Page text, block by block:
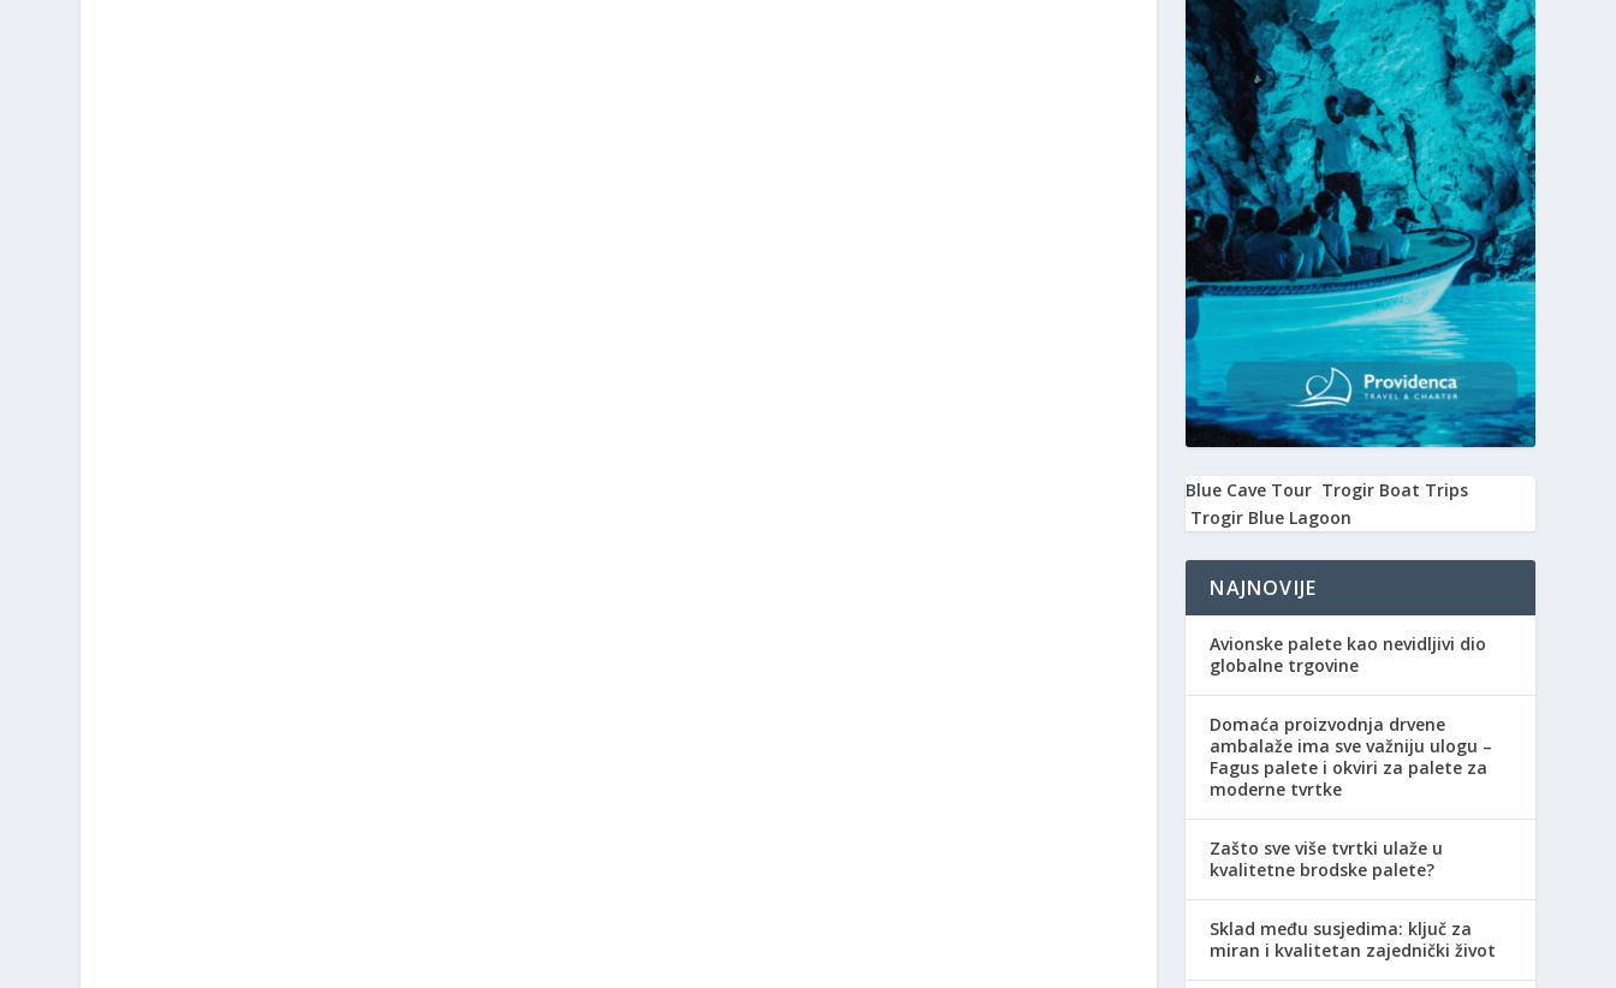
Blue Cave Tour Trogir Boat Trips
Trogir Blue Lagoon
NAJNOVIJE
Avionske palete kao nevidljivi dio
globalne trgovine
Domaća proizvodnja drvene
ambalaže ima sve važniju ulogu –
Fagus palete i okviri za palete za
moderne tvrtke
Zašto sve više tvrtki ulaže u
kvalitetne brodske palete?
Sklad među susjedima: ključ za
miran i kvalitetan zajednički život